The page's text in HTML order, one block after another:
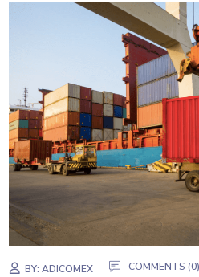
BY:ADICOMEX COMMENTS (0)